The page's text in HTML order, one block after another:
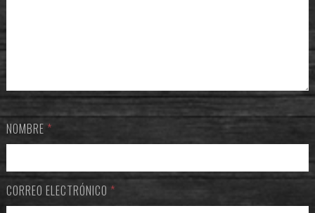
NOMBRE *
CORREO ELECTRÓNICO *